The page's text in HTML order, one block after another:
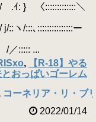
＼
ー
...
,
【R-18】やる
とおっぱいゴーレム
コーネリア・リ・ブ
2022/01/14